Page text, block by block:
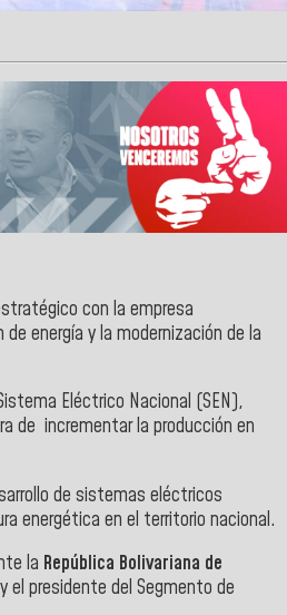
con la empresa
energía y la modernización de la
Eléctrico Nacional (SEN),
de incrementar la producción en
de sistemas eléctricos
energética en el territorio nacional.
la República Bolivariana de
y el presidente del Segmento de